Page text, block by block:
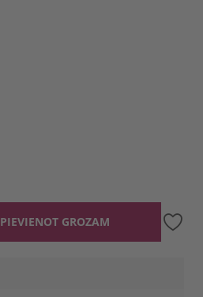
PIEVIENOT GROZAM